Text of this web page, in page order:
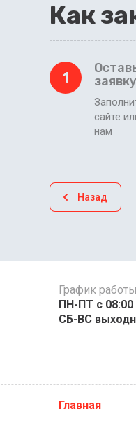
Как
1
заявку
сайте
нам
Назад
График
ПН-ПТ с 08:00
СБ-ВС
Главная